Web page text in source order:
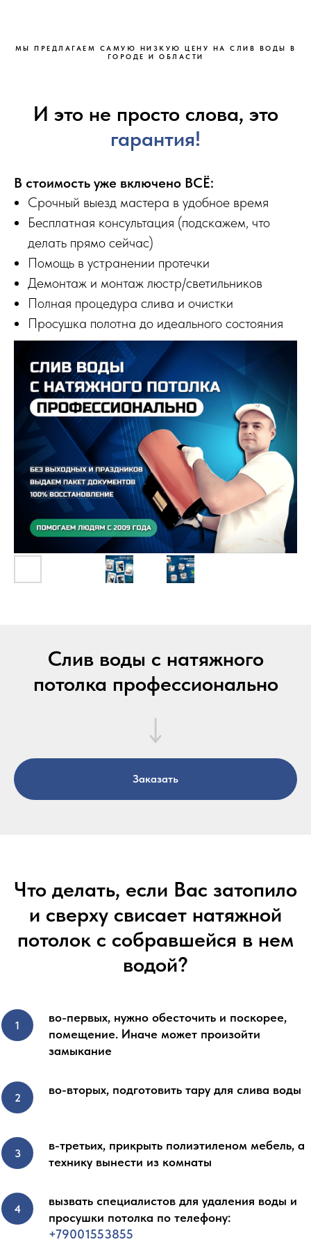
МЫ ПРЕДЛАГАЕМ САМУЮ НИЗКУЮ ЦЕНУ НА СЛИВ ВОДЫ В
ГОРОДЕ И ОБЛАСТИ
И это не просто слова, это
гарантия!
В стоимость уже включено ВСЁ:
Срочный выезд мастера в удобное время
Бесплатная консультация (подскажем, что
делать прямо сейчас)
Помощь в устранении протечки
Демонтаж и монтаж люстр/светильников
Полная процедура слива и очистки
Просушка полотна до идеального состояния
Слив воды с натяжного
потолка профессионально
Заказать
Что делать, если Вас затопило
и сверху свисает натяжной
потолок с собравшейся в нем
водой?
во-первых, нужно обесточить и поскорее,
помещение. Иначе может произойти
замыкание
во-вторых, подготовить тару для слива воды
в-третьих, прикрыть полиэтиленом мебель, а
технику вынести из комнаты
вызвать специалистов для удаления воды и
просушки потолка по телефону:
+79001553855